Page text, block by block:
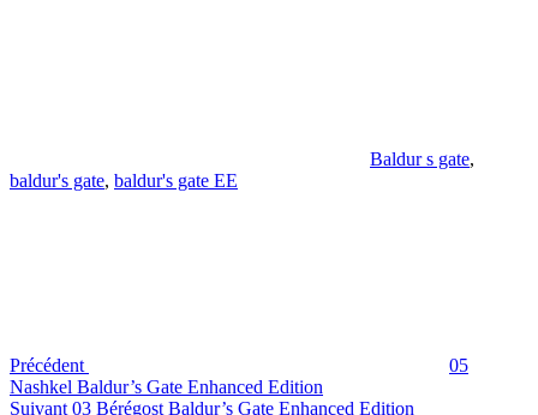
Baldur s gate,
baldur's gate, baldur's gate EE
Précédent
05
Nashkel Baldur’s Gate Enhanced Edition
Article
Suivant 03 Bérégost Baldur’s Gate Enhanced Edition